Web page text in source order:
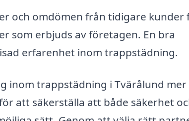
och omdömen från tidigare kunder
som erbjuds av företagen. En bra
erfarenhet inom trappstädning.
inom trappstädning i Tvärålund mer
att säkerställa att både säkerhet